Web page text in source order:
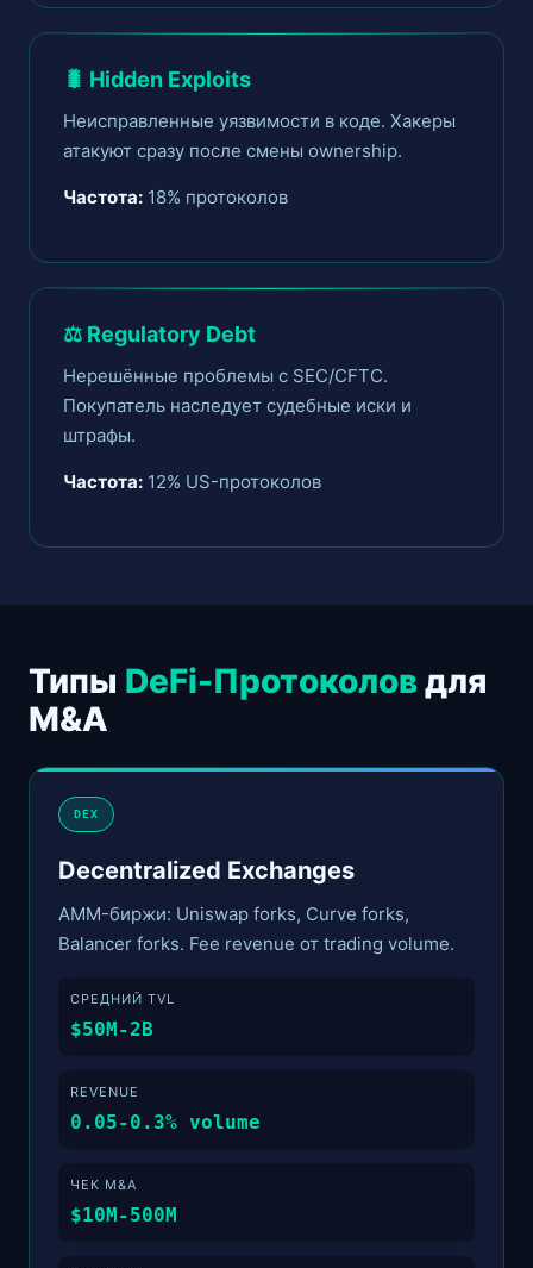
🐛 Hidden Exploits
Неисправленные уязвимости в коде. Хакеры
атакуют сразу после смены ownership.
Частота: 18% протоколов
⚖️ Regulatory Debt
Нерешённые проблемы с SEC/CFTC.
Покупатель наследует судебные иски и
штрафы.
Частота: 12% US-протоколов
Типы DeFi-Протоколовдля
M&A
DEX
Decentralized Exchanges
AMM-биржи: Uniswap forks, Curve forks,
Balancer forks. Fee revenue от trading volume.
СРЕДНИЙ TVL
$50M-2B
REVENUE
0.05-0.3% volume
ЧЕК M&A
$10M-500M